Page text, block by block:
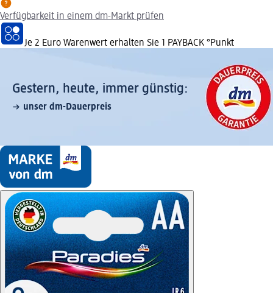
Verfügbarkeit in einem dm-Markt prüfen
Je 2 Euro Warenwert erhalten Sie 1 PAYBACK °Punkt
Gestern, heute, immer günstig:
unser dm-Dauerpreis